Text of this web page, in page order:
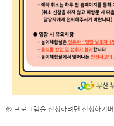
※ 프로그램을 신청하려면 신청하기